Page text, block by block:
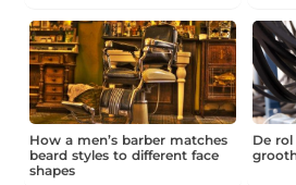
How a men’s barber matches
beard styles to different face
shapes
De